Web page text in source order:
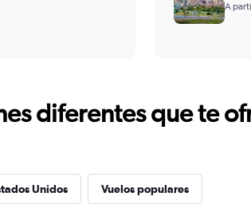
A
diferentes que te
Unidos Vuelos populares